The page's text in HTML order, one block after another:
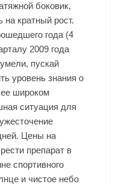
боковик,
кратный рост.
года (4
2009 года
пускай
уровень знания о
широком
ситуация для
Цены на
препарат в
спортивного
и чистое небо